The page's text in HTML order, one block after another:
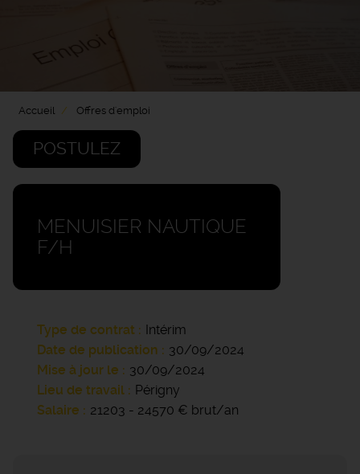
Accueil Offres d'emploi
POSTULEZ
MENUISIER NAUTIQUE
F/H
Type de contrat
Intérim
Date de publication
30/09/2024
Mise à jour le
30/09/2024
Lieu de travail
Périgny
Salaire
21203 - 24570 € brut/an